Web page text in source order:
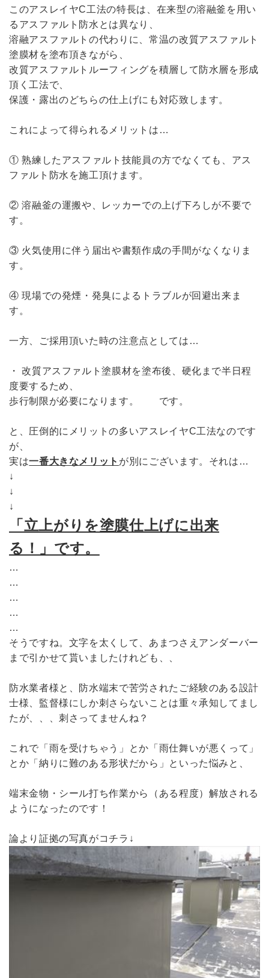
このアスレイヤC工法の特長は、在来型の溶融釜を用い
るアスファルト防水とは異なり、
溶融アスファルトの代わりに、常温の改質アスファルト
塗膜材を塗布頂きながら、
改質アスファルトルーフィングを積層して防水層を形成
頂く工法で、
保護・露出のどちらの仕上げにも対応致します。
これによって得られるメリットは…
① 熟練したアスファルト技能員の方でなくても、アス
ファルト防水を施工頂けます。
② 溶融釜の運搬や、レッカーでの上げ下ろしが不要で
す。
③ 火気使用に伴う届出や書類作成の手間がなくなりま
す。
④ 現場での発煙・発臭によるトラブルが回避出来ま
す。
一方、ご採用頂いた時の注意点としては…
・ 改質アスファルト塗膜材を塗布後、硬化まで半日程
度要するため、
歩行制限が必要になります。 です。
と、圧倒的にメリットの多いアスレイヤC工法なのです
が、
実は一番大きなメリット が別にございます。それは…
↓
↓
↓
「立上がりを塗膜仕上げに出来
る！」です。
…
…
…
…
…
そうですね。文字を太くして、あまつさえアンダーバー
まで引かせて貰いましたけれども、、
防水業者様と、防水端末で苦労されたご経験のある設計
士様、監督様にしか刺さらないことは重々承知してまし
たが、、、刺さってませんね？
これで「雨を受けちゃう」とか「雨仕舞いが悪くって」
とか「納りに難のある形状だから」といった悩みと、
端末金物・シール打ち作業から（ある程度）解放される
ようになったのです！
論より証拠の写真がコチラ↓